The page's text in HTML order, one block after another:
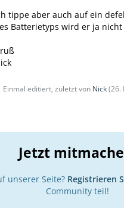
tippe aber auch auf ein
Batterietyps wird er ja
Einmal editiert, zuletzt von Nick(26.
Jetzt
unserer Seite? Registrieren
Community teil!